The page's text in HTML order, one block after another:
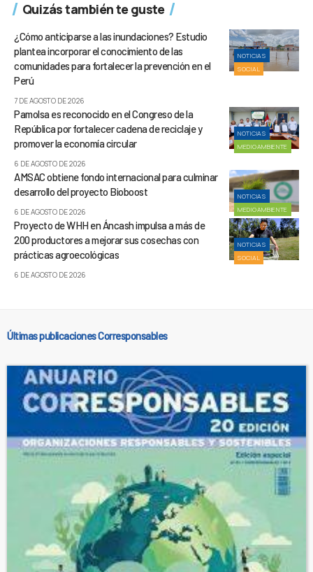
Quizás también te guste
NOTICIAS
SOCIAL
¿Cómo anticiparse a las inundaciones? Estudio
plantea incorporar el conocimiento de las
comunidades para fortalecer la prevención en el
Perú
7 DE AGOSTO DE 2026
NOTICIAS
MEDIOAMBIENTE
Pamolsa es reconocido en el Congreso de la
República por fortalecer cadena de reciclaje y
promover la economía circular
6 DE AGOSTO DE 2026
NOTICIAS
MEDIOAMBIENTE
AMSAC obtiene fondo internacional para culminar
desarrollo del proyecto Bioboost
6 DE AGOSTO DE 2026
NOTICIAS
SOCIAL
Proyecto de WHH en Áncash impulsa a más de
200 productores a mejorar sus cosechas con
prácticas agroecológicas
6 DE AGOSTO DE 2026
Últimas publicaciones Corresponsables